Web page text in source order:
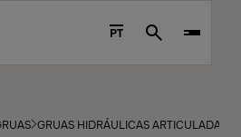
PT Search
GRUAS HIDRÁULICAS ARTICULADAS